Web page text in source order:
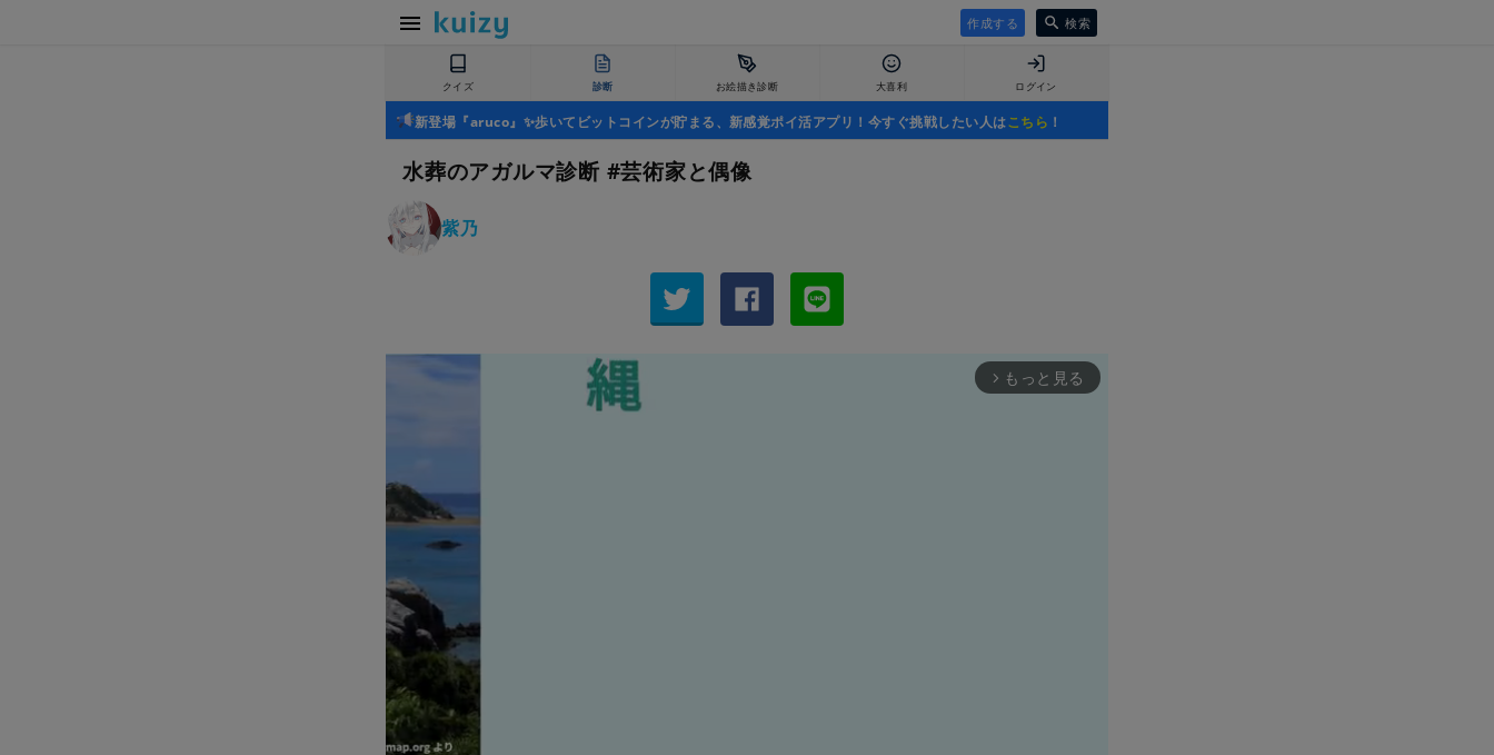
作成する 検索
クイズ 診断 お絵描き診断 大喜利 ログイン
新登場『aruco』✨歩いてビットコインが貯まる、新感覚ポイ活アプリ！今すぐ挑戦したい人はこちら ！
水葬のアガルマ診断 #芸術家と偶像
紫乃
arrow_forward_ios もっと見る